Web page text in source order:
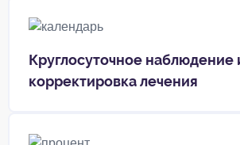
Круглосуточное наблюдение
корректировка лечения